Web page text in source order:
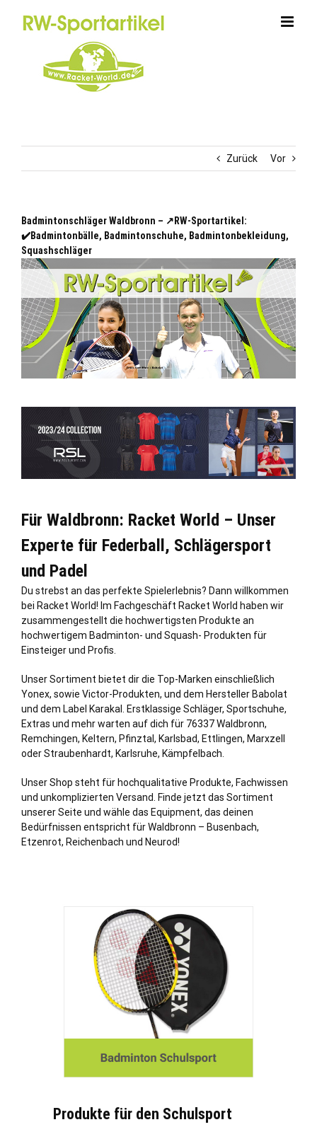
Zurück Vor
Badmintonschläger Waldbronn – ↗️RW-Sportartikel:
✔️Badmintonbälle, Badmintonschuhe, Badmintonbekleidung,
Squashschläger
Für Waldbronn: Racket World – Unser
Experte für Federball, Schlägersport
und Padel
Du strebst an das perfekte Spielerlebnis? Dann willkommen
bei Racket World! Im Fachgeschäft Racket World haben wir
zusammengestellt die hochwertigsten Produkte an
hochwertigem Badminton- und Squash- Produkten für
Einsteiger und Profis.
Unser Sortiment bietet dir die Top-Marken einschließ lich
Yonex, sowie Victor-Produkten, und dem Hersteller Babolat
und dem Label Karakal. Erstklassige Schläger, Sportschuhe,
Extras und mehr warten auf dich für 76337 Waldbronn,
Remchingen, Keltern, Pfinztal , Karlsbad, Ettlingen, Marxzell
oderStraubenhardt, Karlsruhe, Kämpfelbach.
Unser Shop steht für hochqualitative Produkte, Fachwissen
und unkomplizierten Versand. Finde jetzt das Sortiment
unserer Seite und wähle das Equipment, das deinen
Bedürfnissen entspricht für Waldbronn – Busenbach,
Etzenrot, Reichenbach und Neurod!
Produkte für den Schulsport